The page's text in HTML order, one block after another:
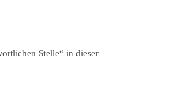
Stelle“ in dieser